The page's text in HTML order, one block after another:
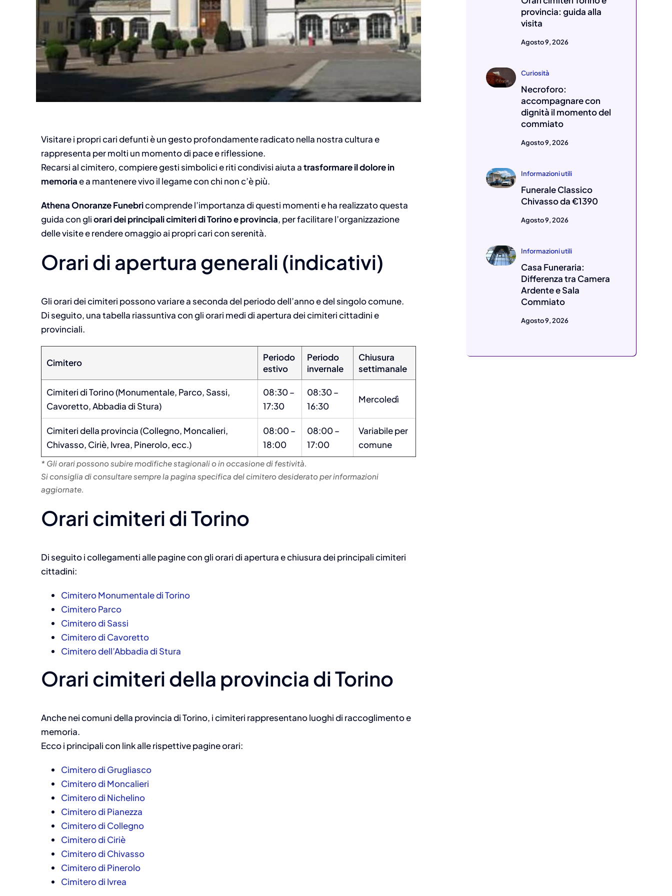
Visitare i propri cari defunti è un gesto profondamente radicato nella nostra cultura e
rappresenta per molti un momento di pace e riflessione.
Recarsi al cimitero, compiere gesti simbolici e riti condivisi aiuta atrasformare il dolore in
memoriae a mantenere vivo il legame con chi non c’è più.
Athena Onoranze Funebricomprende l’importanza di questi momenti e ha realizzato questa
guida con gliorari dei principali cimiteri di Torino e provincia, per facilitare l’organizzazione
delle visite e rendere omaggio ai propri cari con serenità.
Orari di apertura generali (indicativi)
Gli orari dei cimiteri possono variare a seconda del periodo dell’anno e del singolo comune.
Di seguito, una tabella riassuntiva con gli orari medi di apertura dei cimiteri cittadini e
provinciali.
Cimitero
Periodo
estivo
Periodo
invernale
Chiusura
settimanale
Cimiteri di Torino (Monumentale, Parco, Sassi,
Cavoretto, Abbadia di Stura)
08:30 –
17:30
08:30 –
16:30
Mercoledì
Cimiteri della provincia (Collegno, Moncalieri,
Chivasso, Ciriè, Ivrea, Pinerolo, ecc.)
08:00 –
18:00
08:00 –
17:00
Variabile per
comune
* Gli orari possono subire modifiche stagionali o in occasione di festività.
Si consiglia di consultare sempre la pagina specifica del cimitero desiderato per informazioni
aggiornate.
Orari cimiteri di Torino
Di seguito i collegamenti alle pagine con gli orari di apertura e chiusura dei principali cimiteri
cittadini:
Cimitero Monumentale di Torino
Cimitero Parco
Cimitero di Sassi
Cimitero di Cavoretto
Cimitero dell’Abbadia di Stura
Orari cimiteri della provincia di Torino
Anche nei comuni della provincia di Torino, i cimiteri rappresentano luoghi di raccoglimento e
memoria.
Ecco i principali con link alle rispettive pagine orari:
Cimitero di Grugliasco
Cimitero di Moncalieri
Cimitero di Nichelino
Cimitero di Pianezza
Cimitero di Collegno
Cimitero di Ciriè
Cimitero di Chivasso
Cimitero di Pinerolo
Cimitero di Ivrea
provincia: guida alla
visita
Agosto 9, 2026
Curiosità
Necroforo:
accompagnare con
dignità il momento del
commiato
Agosto 9, 2026
Informazioni utili
Funerale Classico
Chivasso da €1390
Agosto 9, 2026
Informazioni utili
Casa Funeraria:
Differenza tra Camera
Ardente e Sala
Commiato
Agosto 9, 2026